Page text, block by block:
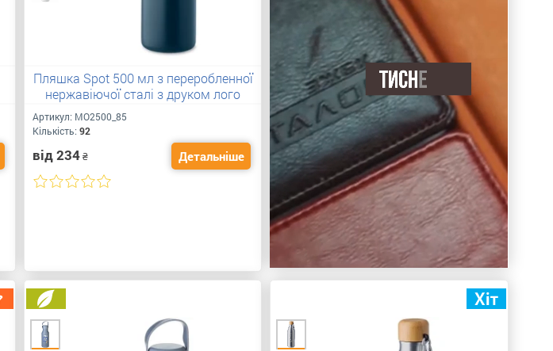
Пляшка Spot 500 мл з переробленної
нержавіючої сталі з друком лого
Артикул: MO2500_85
Кількість:92
від 234₴ Детальніше